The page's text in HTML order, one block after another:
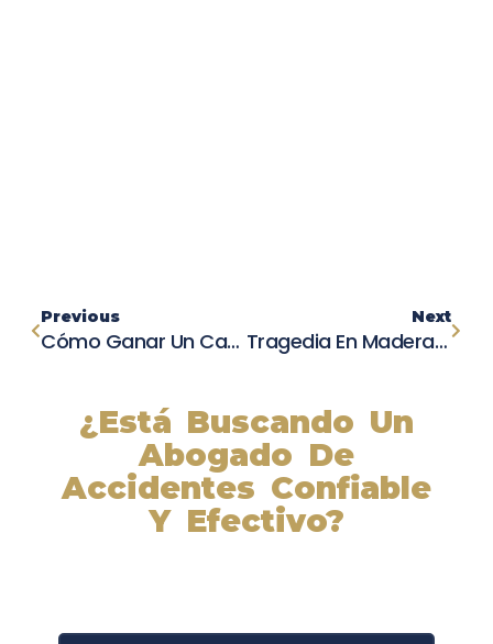
Previous
Cómo Ganar Un Caso De Accidente Automovilístico: Recursos Legales Si Tuviste Un Accidente De Auto
Next
Tragedia En Madera County: Niña De 11 Años Muere En Colisión De Tres Vehículos
¿Está Buscando Un
Abogado De
Accidentes Confiable
Y Efectivo?